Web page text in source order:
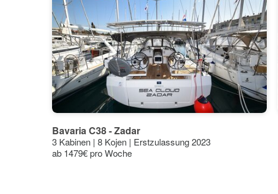
30°C
27°C
24°C
21°C
18°C
15°C
12°C
9°C
6°C
3°C
10°
5°
14°
7°
18°
23°
15°
Bavaria C38 - Zadar
3 Kabinen | 8 Kojen | Erstzulassung 2023
ab 1479€ pro Woche